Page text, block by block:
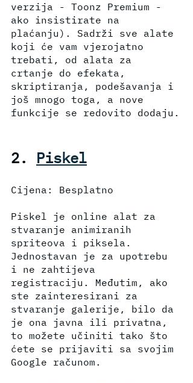
verzija - Toonz Premium -
ako insistirate na
plaćanju). Sadrži sve alate
koji će vam vjerojatno
trebati, od alata za
crtanje do efekata,
skriptiranja, podešavanja i
još mnogo toga, a nove
funkcije se redovito dodaju.
2. Piskel
Cijena: Besplatno
Piskel je online alat za
stvaranje animiranih
spriteova i piksela.
Jednostavan je za upotrebu
i ne zahtijeva
registraciju. Međutim, ako
ste zainteresirani za
stvaranje galerije, bilo da
je ona javna ili privatna,
to možete učiniti tako što
ćete se prijaviti sa svojim
Google računom.